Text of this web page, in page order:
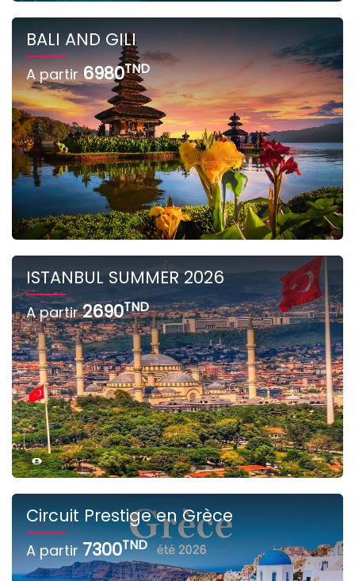
BALI AND GILI
A partir6980TND
ISTANBUL SUMMER 2026
A partir2690TND
Circuit Prestige en Grèce
A partir7300TND